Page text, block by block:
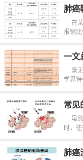
肺癌
在某
报销比
一文
毫无
学界
常见
药
虽然
时，
肺癌